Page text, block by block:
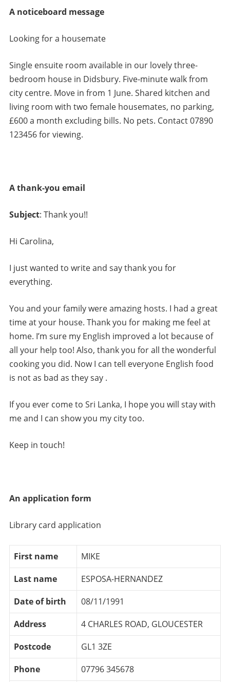
A noticeboard message
Looking for a housemate
Single ensuite room available in our lovely three-
bedroom house in Didsbury. Five-minute walk from
city centre. Move in from 1 June. Shared kitchen and
living room with two female housemates, no parking,
£600 a month excluding bills. No pets. Contact 07890
123456 for viewing.
A thank-you email
Subject: Thank you!!
Hi Carolina,
I just wanted to write and say thank you for
everything.
You and your family were amazing hosts. I had a great
time at your house. Thank you for making me feel at
home. I’m sure my English improved a lot because of
all your help too! Also, thank you for all the wonderful
cooking you did. Now I can tell everyone English food
is not as bad as they say .
If you ever come to Sri Lanka, I hope you will stay with
me and I can show you my city too.
Keep in touch!
An application form
Library card application
First name
MIKE
Last name
ESPOSA-HERNANDEZ
Date of birth
08/11/1991
Address
4 CHARLES ROAD, GLOUCESTER
Postcode
GL1 3ZE
Phone
07796 345678